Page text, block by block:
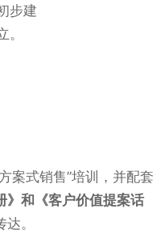
步建
。
案式销售”培训，并配套
》和《客户价值提案话
。